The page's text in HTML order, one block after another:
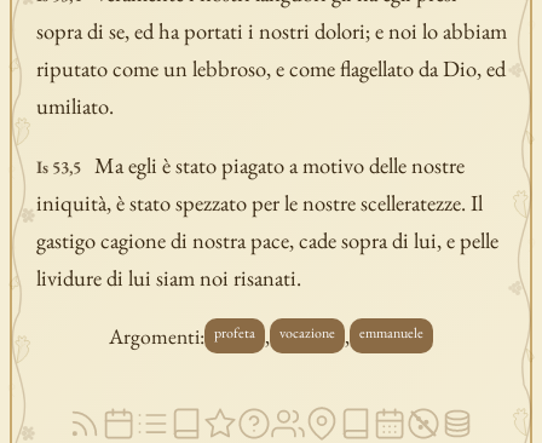
sopra di se, ed ha portati i nostri dolori; e noi lo abbiam
riputato come un lebbroso, e come flagellato da Dio, ed
umiliato.
Is 53,5
Ma egli è stato piagato a motivo delle nostre
iniquità, è stato spezzato per le nostre scelleratezze. Il
gastigo cagione di nostra pace, cade sopra di lui, e pelle
lividure di lui siam noi risanati.
Argomenti: profeta , vocazione , emmanuele